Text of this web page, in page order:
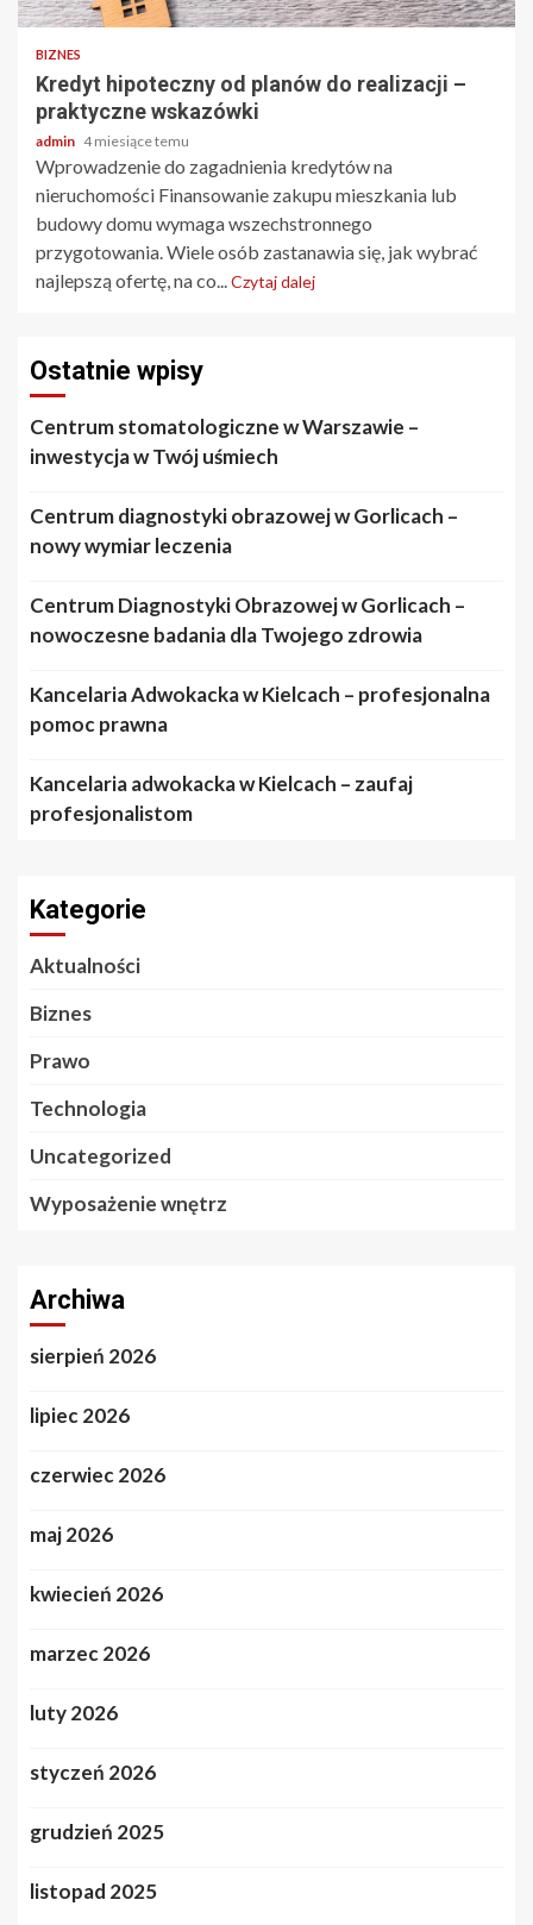
BIZNES
Kredyt hipoteczny od planów do realizacji –
praktyczne wskazówki
admin 4 miesiące temu
Wprowadzenie do zagadnienia kredytów na
nieruchomości Finansowanie zakupu mieszkania lub
budowy domu wymaga wszechstronnego
przygotowania. Wiele osób zastanawia się, jak wybrać
najlepszą ofertę, na co...Czytaj dalej
Ostatnie wpisy
Centrum stomatologiczne w Warszawie –
inwestycja w Twój uśmiech
Centrum diagnostyki obrazowej w Gorlicach –
nowy wymiar leczenia
Centrum Diagnostyki Obrazowej w Gorlicach –
nowoczesne badania dla Twojego zdrowia
Kancelaria Adwokacka w Kielcach – profesjonalna
pomoc prawna
Kancelaria adwokacka w Kielcach – zaufaj
profesjonalistom
Kategorie
Aktualności
Biznes
Prawo
Technologia
Uncategorized
Wyposażenie wnętrz
Archiwa
sierpień 2026
lipiec 2026
czerwiec 2026
maj 2026
kwiecień 2026
marzec 2026
luty 2026
styczeń 2026
grudzień 2025
listopad 2025